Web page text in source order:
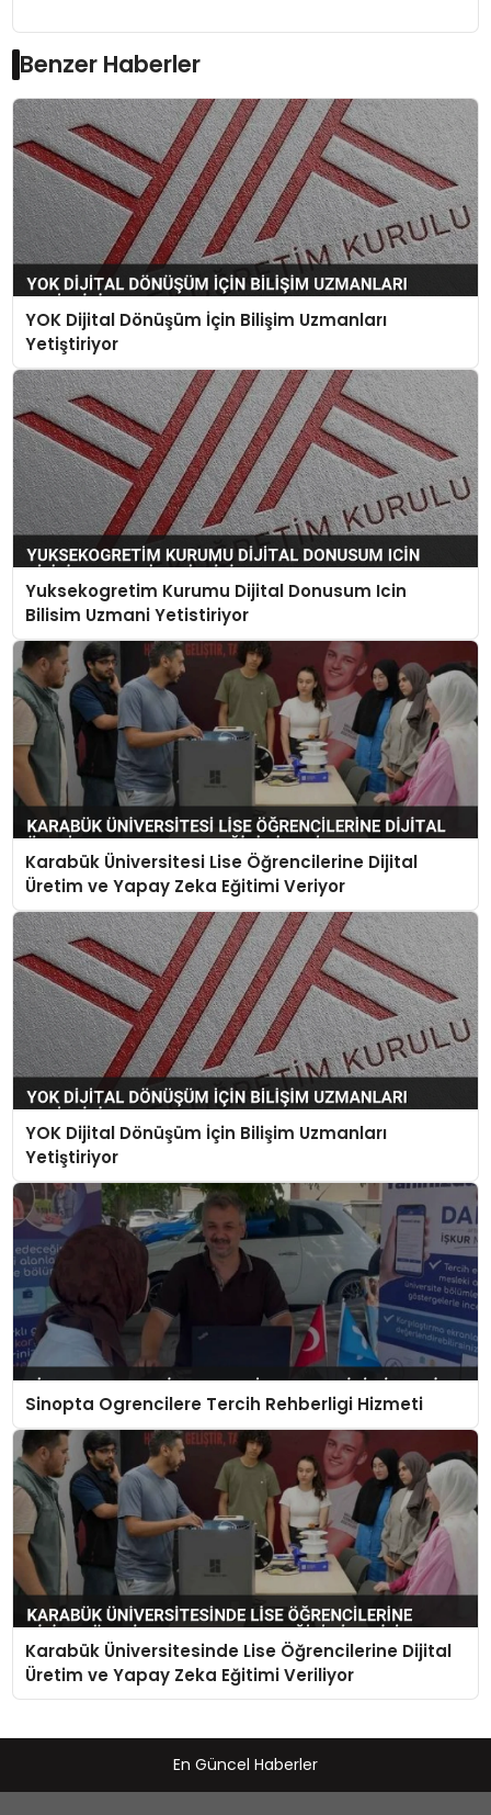
Benzer Haberler
YOK Dijital Dönüşüm İçin Bilişim Uzmanları
Yetiştiriyor
Yuksekogretim Kurumu Dijital Donusum Icin
Bilisim Uzmani Yetistiriyor
Karabük Üniversitesi Lise Öğrencilerine Dijital
Üretim ve Yapay Zeka Eğitimi Veriyor
YOK Dijital Dönüşüm İçin Bilişim Uzmanları
Yetiştiriyor
Sinopta Ogrencilere Tercih Rehberligi Hizmeti
Karabük Üniversitesinde Lise Öğrencilerine Dijital
Üretim ve Yapay Zeka Eğitimi Veriliyor
En Güncel Haberler